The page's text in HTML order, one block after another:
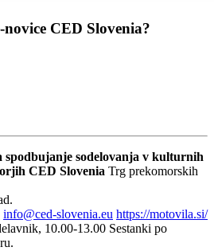
novice CED Slovenia?
spodbujanje sodelovanja v kulturnih
CED Slovenia Trg prekomorskih
info@ced-slovenia.eu https://motovila.si/
10.00-13.00 Sestanki po